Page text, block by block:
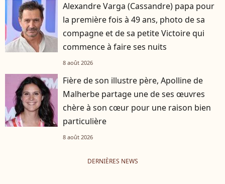
Alexandre Varga (Cassandre) papa pour
la première fois à 49 ans, photo de sa
compagne et de sa petite Victoire qui
commence à faire ses nuits
8 août 2026
Fière de son illustre père, Apolline de
Malherbe partage une de ses œuvres
chère à son cœur pour une raison bien
particulière
8 août 2026
DERNIÈRES NEWS